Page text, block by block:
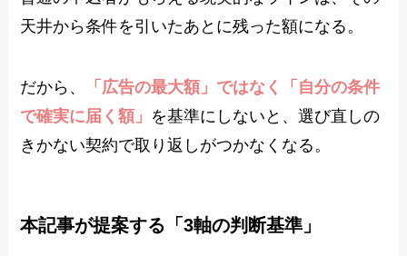
天井から条件を引いたあとに残った額になる。
だから、
「広告の最大額」ではなく「自分の条件
で確実に届く額」 を基準にしないと、選び直しの
きかない契約で取り返しがつかなくなる。
本記事が提案する「3軸の判断基準」